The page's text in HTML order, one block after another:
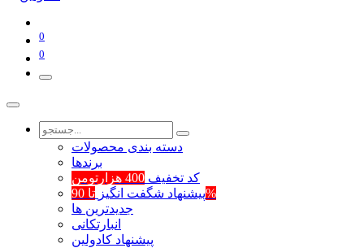
0
0
دسته بندی محصولات
برند‌ها
کد تخفیف 400 هزارتومن
پیشنهاد شگفت انگیزتا 90%
جدیدترین ها
انبارتکانی
پیشنهاد کادولین